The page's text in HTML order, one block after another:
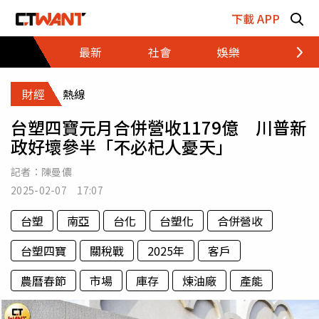
下載 APP
最新
社會 娛樂 財經
財經 熱線
台塑四寶元月合併營收1179億 川普新
政好壞參半「不必杞人憂天」
記者： 陳曼儂
2025-02-07 17:07
台塑 南亞 台化 台塑化
合併營收
台塑四寶
關稅戰 2025年
客戶
農曆春節
市場 庫存 煉油廠 產能